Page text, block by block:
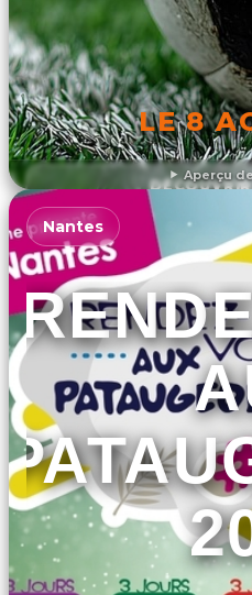
Aperçu
LE 8
Nantes